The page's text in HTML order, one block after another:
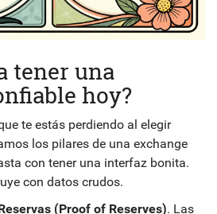
tener una
hoy?
te estás perdiendo al elegir
los pilares de una exchange
con tener una interfaz bonita.
con datos crudos.
(Proof of Reserves). Las